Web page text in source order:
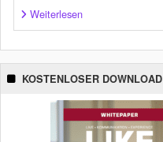
Weiterlesen
KOSTENLOSER DOWNLOAD